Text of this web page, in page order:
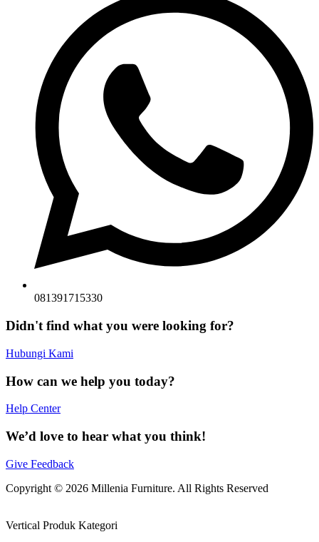
081391715330
Didn't find what you were looking for?
Hubungi Kami
How can we help you today?
Help Center
We’d love to hear what you think!
Give Feedback
Copyright © 2026 Millenia Furniture. All Rights Reserved
Vertical Produk Kategori